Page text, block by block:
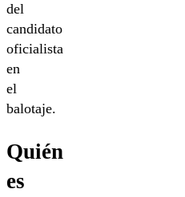
del
candidato
oficialista
en
el
balotaje.
Quién
es